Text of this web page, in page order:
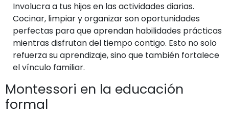
Involucra a tus hijos en las actividades diarias.
Cocinar, limpiar y organizar son oportunidades
perfectas para que aprendan habilidades prácticas
mientras disfrutan del tiempo contigo. Esto no solo
refuerza su aprendizaje, sino que también fortalece
el vínculo familiar.
Montessori en la educación
formal